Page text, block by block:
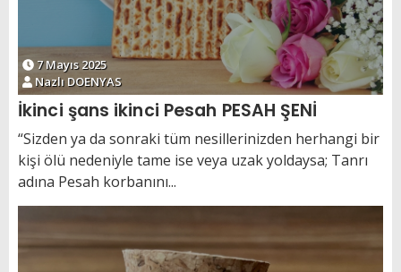
7 Mayıs 2025
Nazlı DOENYAS
İkinci şans ikinci Pesah PESAH ŞENİ
“Sizden ya da sonraki tüm nesillerinizden herhangi bir
kişi ölü nedeniyle tame ise veya uzak yoldaysa; Tanrı
adına Pesah korbanını...